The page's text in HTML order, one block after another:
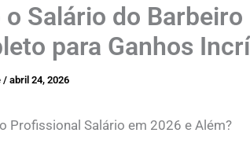
o Salário do
para Ganhos
/ abril 24, 2026
Profissional Salário em 2026 e Além?